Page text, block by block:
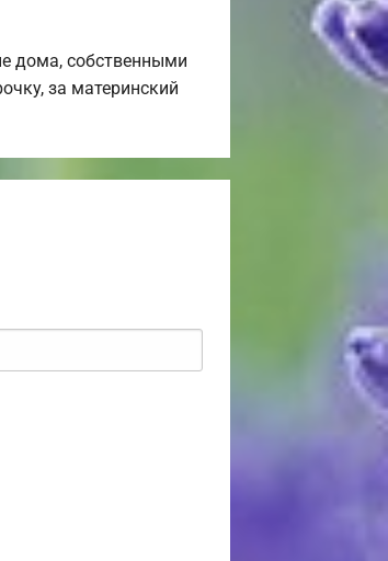
дома, собственными
за материнский